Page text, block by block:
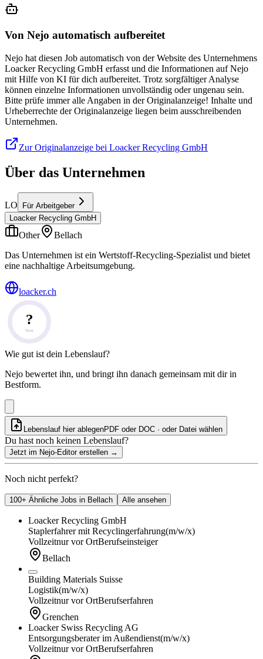
Von Nejo automatisch aufbereitet
Nejo hat diesen Job automatisch von der Website des Unternehmens
Loacker Recycling GmbH erfasst und die Informationen auf Nejo
mit Hilfe von KI für dich aufbereitet. Trotz sorgfältiger Analyse
können einzelne Informationen unvollständig oder ungenau sein.
Bitte prüfe immer alle Angaben in der Originalanzeige! Inhalte und
Urheberrechte der Originalanzeige liegen beim ausschreibenden
Unternehmen.
Zur Originalanzeige bei Loacker Recycling GmbH
Über das Unternehmen
LO
Für Arbeitgeber
Loacker Recycling GmbH
Other
Bellach
Das Unternehmen ist ein Wertstoff-Recycling-Spezialist und bietet
eine nachhaltige Arbeitsumgebung.
loacker.ch
?
Note
Wie gut ist dein Lebenslauf?
Nejo bewertet ihn, und bringt ihn danach gemeinsam mit dir in
Bestform.
Lebenslauf hier ablegenPDF oder DOC · oder Datei wählen
Du hast noch keinen Lebenslauf?
Jetzt im Nejo-Editor erstellen →
Noch nicht perfekt?
100+ Ähnliche Jobs in Bellach Alle ansehen
Loacker Recycling GmbH
Staplerfahrer mit Recyclingerfahrung(m/w/x)
Vollzeitnur vor OrtBerufseinsteiger
Bellach
Building Materials Suisse
Logistik(m/w/x)
Vollzeitnur vor OrtBerufserfahren
Grenchen
Loacker Swiss Recycling AG
Entsorgungsberater im Außendienst(m/w/x)
Vollzeitnur vor OrtBerufserfahren